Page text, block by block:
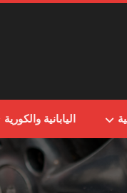
اليابانية والكورية